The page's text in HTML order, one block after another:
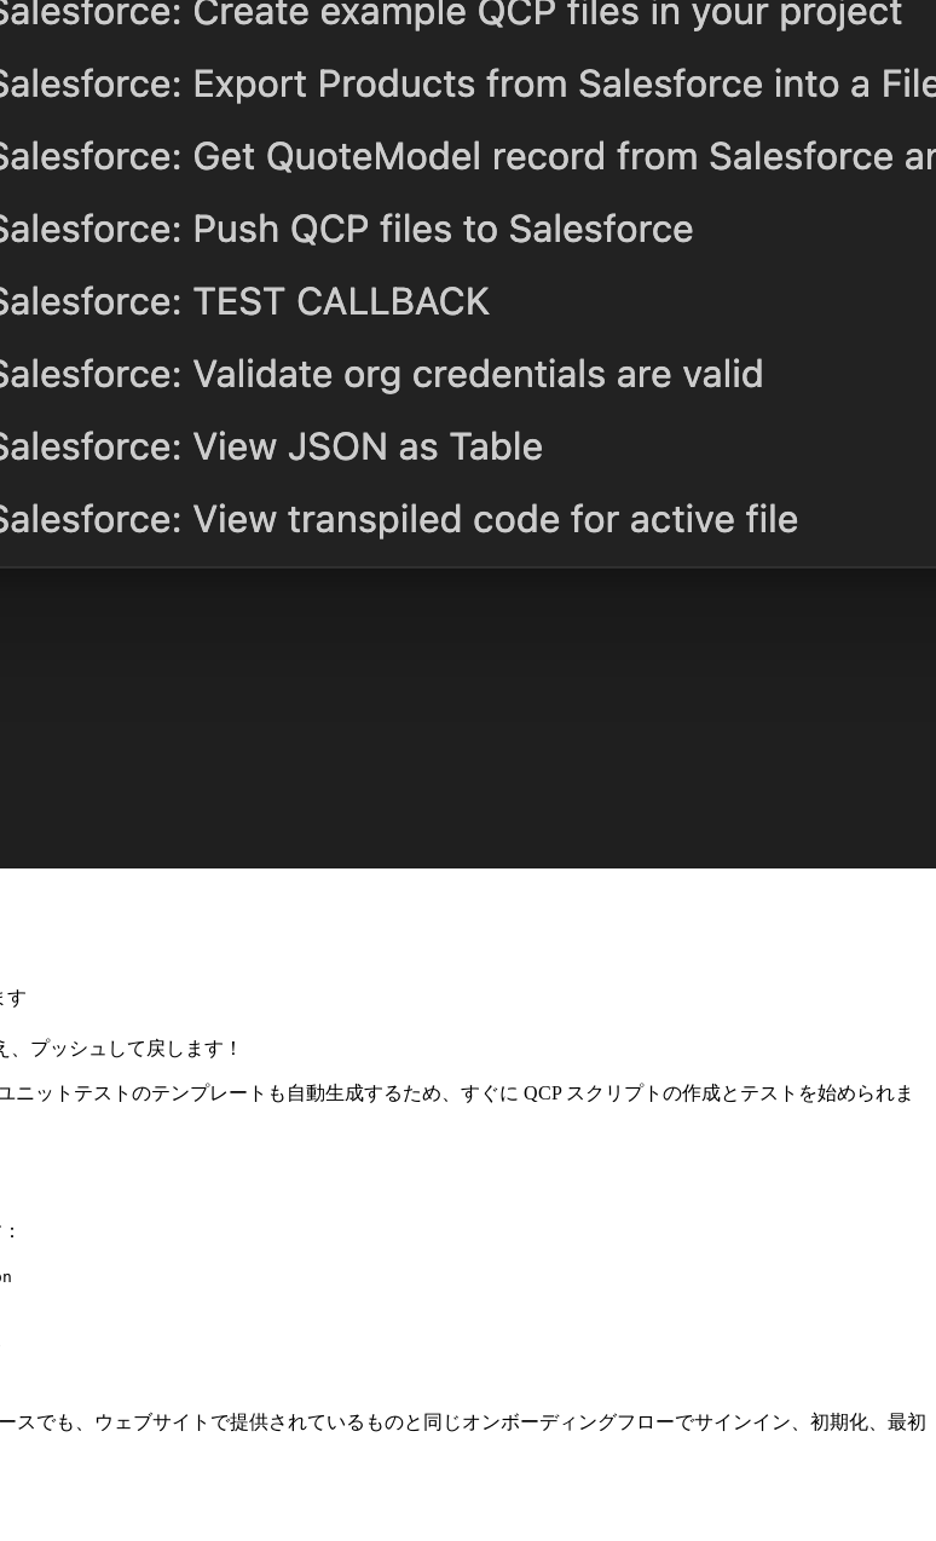
す
、プッシュして戻します！
ニットテストのテンプレートも自動生成するため、すぐに QCP スクリプトの作成とテストを始められま
でも、ウェブサイトで提供されているものと同じオンボーディングフローでサインイン、初期化、最初